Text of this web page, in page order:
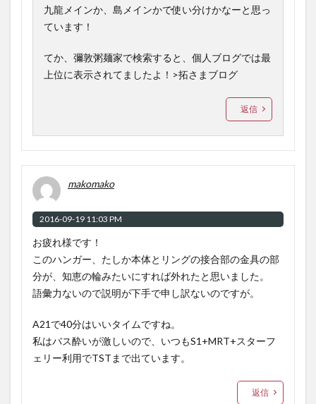
九龍メインか、島メインかで使い分けかなーと思っ
ています！
てか、彌敦粥麺家で検索すると、個人ブログでは最
上位に表示されてましたよ！>拓さまブログ
返信
makomako
2016-09-19 11:03 PM
お疲れ様です！
このハンガー、たしか本体とリングの接合部の金具の部
分が、知恵の輪みたいにすれば外れたと思いました。
語彙力ないので説明が下手で申し訳ないのですが。
A21で40分はいいタイムですね。
私はバス酔いが激しいので、いつもS1+MRT+スターフ
ェリー利用でTSTまで出ています。
返信